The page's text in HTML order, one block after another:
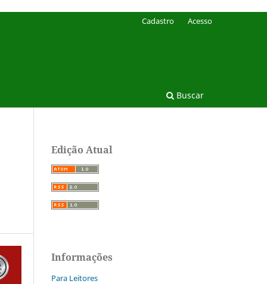
Buscar
Cadastro Acesso
Edição Atual
Informações
Para Leitores